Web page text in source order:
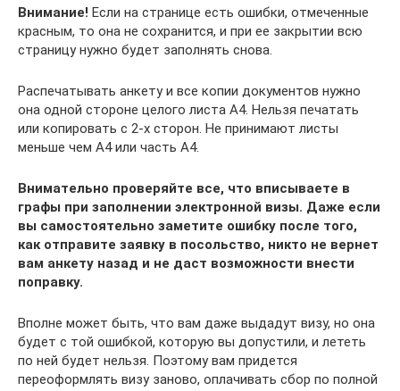
Внимание! Если на странице есть ошибки, отмеченные
красным, то она не сохранится, и при ее закрытии всю
страницу нужно будет заполнять снова.
Распечатывать анкету и все копии документов нужно
она одной стороне целого листа А4. Нельзя печатать
или копировать с 2-х сторон. Не принимают листы
меньше чем А4 или часть А4.
Внимательно проверяйте все, что вписываете в
графы при заполнении электронной визы. Даже если
вы самостоятельно заметите ошибку после того,
как отправите заявку в посольство, никто не вернет
вам анкету назад и не даст возможности внести
поправку.
Вполне может быть, что вам даже выдадут визу, но она
будет с той ошибкой, которую вы допустили, и лететь
по ней будет нельзя. Поэтому вам придется
переоформлять визу заново, оплачивать сбор по полной